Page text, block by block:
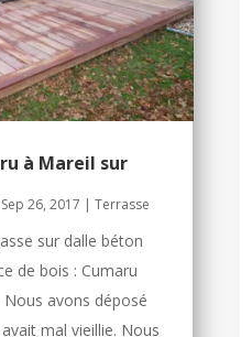
à Mareil sur
Sep 26, 2017 | Terrasse
sur dalle béton
de bois : Cumaru
avons déposé
mal vieillie. Nous